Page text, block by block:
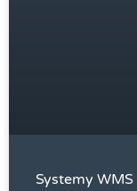
Systemy WMS